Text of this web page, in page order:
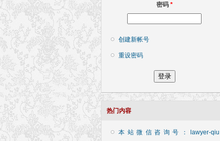
密码 *
创建新帐号
重设密码
热门内容
本站微信咨询号：lawyer-qiu